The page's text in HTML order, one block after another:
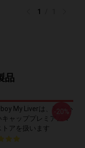
1
品
My Liverは、私の心
キャッププレミアムマ
アを扱います
-20%